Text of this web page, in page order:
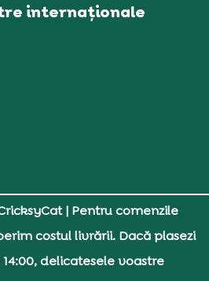
internaționale
| Pentru comenzile
costul livrării. Dacă plasezi
delicatesele voastre